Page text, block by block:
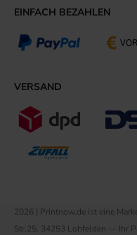
EINFACH BEZAHLEN
VERSAND
2026 | Printnow.de ist eine
Str.25, 34253 Lohfelden — Ihr